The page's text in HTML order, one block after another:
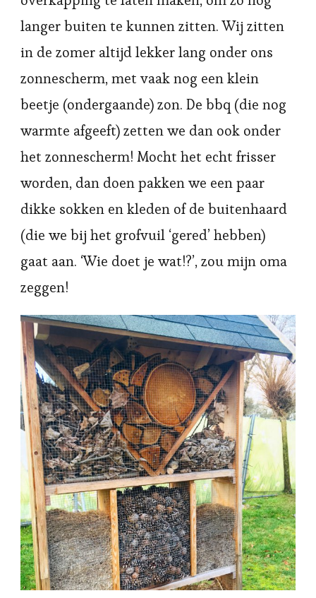
langer buiten te kunnen zitten. Wij zitten
in de zomer altijd lekker lang onder ons
zonnescherm, met vaak nog een klein
beetje (ondergaande) zon. De bbq (die nog
warmte afgeeft) zetten we dan ook onder
het zonnescherm! Mocht het echt frisser
worden, dan doen pakken we een paar
dikke sokken en kleden of de buitenhaard
(die we bij het grofvuil ‘gered’ hebben)
gaat aan. ‘Wie doet je wat!?’, zou mijn oma
zeggen!